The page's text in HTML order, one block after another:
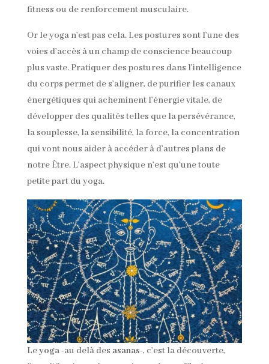
fitness ou de renforcement musculaire.
Or le yoga n’est pas cela. Les postures sont l’une des
voies d’accès à un champ de conscience beaucoup
plus vaste. Pratiquer des postures dans l’intelligence
du corps permet de s’aligner, de purifier les canaux
énergétiques qui acheminent l’énergie vitale, de
développer des qualités telles que la persévérance,
la souplesse, la sensibilité, la force, la concentration
qui vont nous aider à accéder à d’autres plans de
notre Être. L’aspect physique n’est qu’une toute
petite part du yoga.
Leyoga-au delà des asanas-, c’est la découverte,